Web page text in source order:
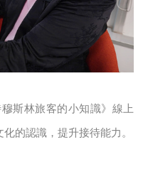
斯林旅客的小知識》線上
的認識，提升接待能力。